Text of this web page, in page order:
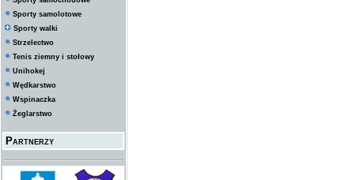
Sporty samolotowe
Sporty walki
Strzelectwo
Tenis ziemny i stołowy
Unihokej
Wędkarstwo
Wspinaczka
Żeglarstwo
Partnerzy